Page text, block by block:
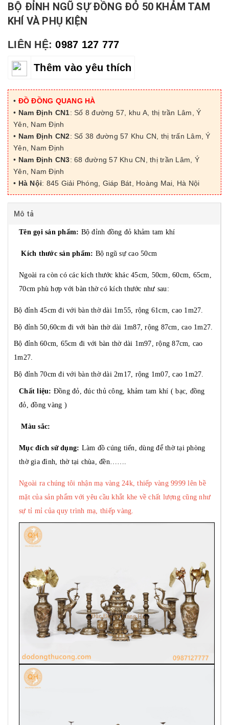
BỘ ĐỈNH NGŨ SỰ ĐỒNG ĐỎ 50 KHẢM TAM
KHÍ VÀ PHỤ KIỆN
LIÊN HỆ:0987 127 777
Thêm vào yêu thích
• ĐỒ ĐỒNG QUANG HÀ
• Nam Định CN1: Số 8 đường 57, khu A, thị trần Lâm, Ý
Yên, Nam Định
• Nam Định CN2: Số 38 đường 57 Khu CN, thị trấn Lâm, Ý
Yên, Nam Định
• Nam Định CN3: 68 đường 57 Khu CN, thị trần Lâm, Ý
Yên, Nam Định
• Hà Nội: 845 Giải Phóng, Giáp Bát, Hoàng Mai, Hà Nội
Mô tả
Tên gọi sản phẩm: Bộ đỉnh đồng đỏ khảm tam khí
Kích thước sản phẩm: Bộ ngũ sự cao 50cm
Ngoài ra còn có các kích thước khác 45cm, 50cm, 60cm, 65cm,
70cm phù hợp với bàn thờ có kích thước như sau:
Bộ đỉnh 45cm đi với bàn thờ dài 1m55, rộng 61cm, cao 1m27.
Bộ đỉnh 50,60cm đi với bàn thờ dài 1m87, rộng 87cm, cao 1m27.
Bộ đỉnh 60cm, 65cm đi với bàn thờ dài 1m97, rộng 87cm, cao
1m27.
Bộ đỉnh 70cm đi với bàn thờ dài 2m17, rộng 1m07, cao 1m27.
Chất liệu: Đồng đỏ, đúc thủ công, khảm tam khí ( bạc, đồng
đỏ, đồng vàng )
Màu sắc:
Mục đích sử dụng: Làm đồ cúng tiến, dùng để thờ tại phòng
thờ gia đình, thờ tại chùa, đền…….
Ngoài ra chúng tôi nhận mạ vàng 24k, thiếp vàng 9999 lên bề
mặt của sản phẩm với yêu cầu khắt khe về chất lượng cũng như
sự tỉ mỉ của quy trình mạ, thiếp vàng.